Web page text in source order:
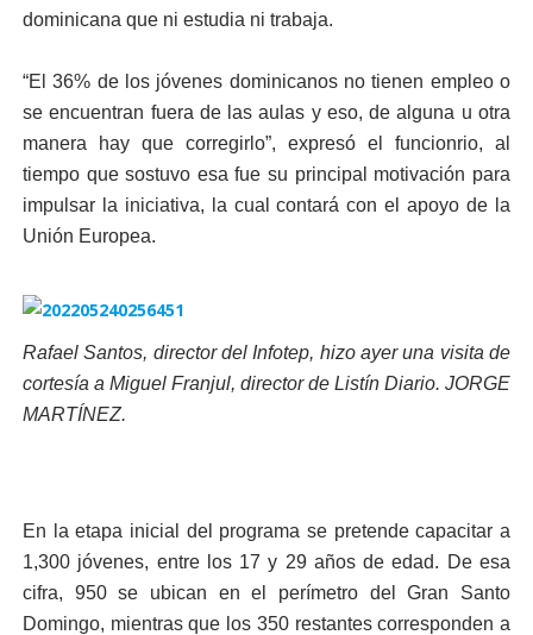
dominicana que ni es­tudia ni trabaja.
“El 36% de los jóvenes do­minicanos no tienen em­pleo o
se encuentran fuera de las aulas y eso, de alguna u otra
manera hay que co­rregirlo”, expresó el funcion­rio, al
tiempo que sostuvo esa fue su principal motiva­ción para
impulsar la inicia­tiva, la cual contará con el apoyo de la
Unión Europea.
Rafael Santos, director del Infotep, hizo ayer una visita de
cortesía a Miguel Franjul, director de Listín Diario. JORGE
MARTÍNEZ.
En la etapa inicial del pro­grama se pretende capaci­tar a
1,300 jóvenes, entre los 17 y 29 años de edad. De esa
cifra, 950 se ubican en el perímetro del Gran Santo
Domingo, mientras que los 350 restantes co­rresponden a